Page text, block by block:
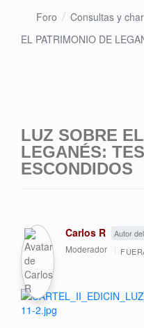
Foro Consultas y
EL PATRIMONIO DE
LUZ SOBRE
LEGANÉS:
ESCONDIDOS
Carlos R Autor
Moderador